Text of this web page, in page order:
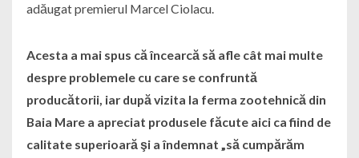
adăugat premierul Marcel Ciolacu.
Acesta a mai spus că încearcă să afle cât mai multe
despre problemele cu care se confruntă
producătorii, iar după vizita la ferma zootehnică din
Baia Mare a apreciat produsele făcute aici ca fiind de
calitate superioară şi a îndemnat „să cumpărăm